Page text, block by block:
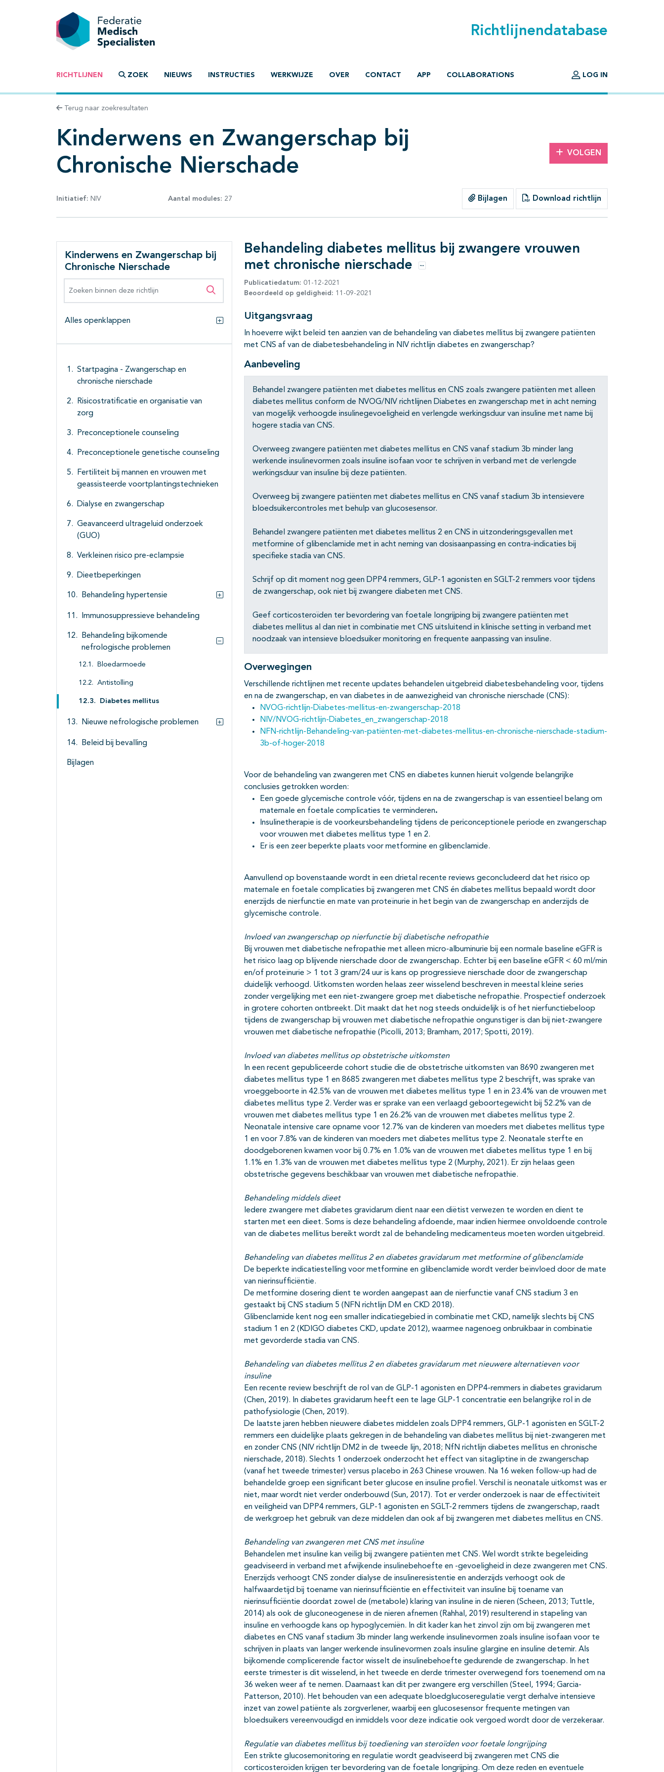
Richtlijnendatabase
RICHTLIJNEN ZOEK NIEUWS INSTRUCTIES WERKWIJZE OVER CONTACT APP COLLABORATIONS LOG IN
Terug naar zoekresultaten
Kinderwens en Zwangerschap bij
Chronische Nierschade
VOLGEN
Initiatief: NIV Aantal modules: 27 Bijlagen Download richtlijn
Kinderwens en Zwangerschap bij
Chronische Nierschade
Zoeken binnen deze richtlijn
Alles openklappen
Alles openklappen
Startpagina - Zwangerschap en
chronische nierschade
Risicostratificatie en organisatie van
zorg
Preconceptionele counseling
Preconceptionele genetische counseling
Fertiliteit bij mannen en vrouwen met
geassisteerde voortplantingstechnieken
Dialyse en zwangerschap
Geavanceerd ultrageluid onderzoek
(GUO)
Verkleinen risico pre-eclampsie
Dieetbeperkingen
Behandeling hypertensie
Immunosuppressieve behandeling
Behandeling bijkomende
nefrologische problemen
Subpagina's open- en dichtklappen
Bloedarmoede
Antistolling
Diabetes mellitus
Nieuwe nefrologische problemen
Subpagina's open- en dichtklappen
Beleid bij bevalling
Bijlagen
Behandeling diabetes mellitus bij zwangere vrouwen
met chronische nierschade
Opties
Publicatiedatum: 01-12-2021
Beoordeeld op geldigheid: 11-09-2021
Uitgangsvraag
In hoeverre wijkt beleid ten aanzien van de behandeling van diabetes mellitus bij zwangere patiënten
met CNS af van de diabetesbehandeling in NIV richtlijn diabetes en zwangerschap?
Aanbeveling
Behandel zwangere patiënten met diabetes mellitus en CNS zoals zwangere patiënten met alleen
diabetes mellitus conform de NVOG/NIV richtlijnen Diabetes en zwangerschap met in acht neming
van mogelijk verhoogde insulinegevoeligheid en verlengde werkingsduur van insuline met name bij
hogere stadia van CNS.
Overweeg zwangere patiënten met diabetes mellitus en CNS vanaf stadium 3b minder lang
werkende insulinevormen zoals insuline isofaan voor te schrijven in verband met de verlengde
werkingsduur van insuline bij deze patiënten.
Overweeg bij zwangere patiënten met diabetes mellitus en CNS vanaf stadium 3b intensievere
bloedsuikercontroles met behulp van glucosesensor.
Behandel zwangere patiënten met diabetes mellitus 2 en CNS in uitzonderingsgevallen met
metformine of glibenclamide met in acht neming van dosisaanpassing en contra-indicaties bij
specifieke stadia van CNS.
Schrijf op dit moment nog geen DPP4 remmers, GLP-1 agonisten en SGLT-2 remmers voor tijdens
de zwangerschap, ook niet bij zwangere diabeten met CNS.
Geef corticosteroïden ter bevordering van foetale longrijping bij zwangere patiënten met
diabetes mellitus al dan niet in combinatie met CNS uitsluitend in klinische setting in verband met
noodzaak van intensieve bloedsuiker monitoring en frequente aanpassing van insuline.
Overwegingen
Verschillende richtlijnen met recente updates behandelen uitgebreid diabetesbehandeling voor, tijdens
en na de zwangerschap, en van diabetes in de aanwezigheid van chronische nierschade (CNS):
NVOG-richtlijn-Diabetes-mellitus-en-zwangerschap-2018
NIV/NVOG-richtlijn-Diabetes_en_zwangerschap-2018
NFN-richtlijn-Behandeling-van-patiënten-met-diabetes-mellitus-en-chronische-nierschade-stadium-
3b-of-hoger-2018
Voor de behandeling van zwangeren met CNS en diabetes kunnen hieruit volgende belangrijke
conclusies getrokken worden:
Een goede glycemische controle vóór, tijdens en na de zwangerschap is van essentieel belang om
maternale en foetale complicaties te verminderen.
Insulinetherapie is de voorkeursbehandeling tijdens de periconceptionele periode en zwangerschap
voor vrouwen met diabetes mellitus type 1 en 2.
Er is een zeer beperkte plaats voor metformine en glibenclamide.
Aanvullend op bovenstaande wordt in een drietal recente reviews geconcludeerd dat het risico op
maternale en foetale complicaties bij zwangeren met CNS én diabetes mellitus bepaald wordt door
enerzijds de nierfunctie en mate van proteïnurie in het begin van de zwangerschap en anderzijds de
glycemische controle.
Invloed van zwangerschap op nierfunctie bij diabetische nefropathie
Bij vrouwen met diabetische nefropathie met alleen micro-albuminurie bij een normale baseline eGFR is
het risico laag op blijvende nierschade door de zwangerschap. Echter bij een baseline eGFR < 60 ml/min
en/of proteïnurie > 1 tot 3 gram/24 uur is kans op progressieve nierschade door de zwangerschap
duidelijk verhoogd. Uitkomsten worden helaas zeer wisselend beschreven in meestal kleine series
zonder vergelijking met een niet-zwangere groep met diabetische nefropathie. Prospectief onderzoek
in grotere cohorten ontbreekt. Dit maakt dat het nog steeds onduidelijk is of het nierfunctiebeloop
tijdens de zwangerschap bij vrouwen met diabetische nefropathie ongunstiger is dan bij niet-zwangere
vrouwen met diabetische nefropathie (Picolli, 2013; Bramham, 2017; Spotti, 2019).
Invloed van diabetes mellitus op obstetrische uitkomsten
In een recent gepubliceerde cohort studie die de obstetrische uitkomsten van 8690 zwangeren met
diabetes mellitus type 1 en 8685 zwangeren met diabetes mellitus type 2 beschrijft, was sprake van
vroeggeboorte in 42.5% van de vrouwen met diabetes mellitus type 1 en in 23.4% van de vrouwen met
diabetes mellitus type 2. Verder was er sprake van een verlaagd geboortegewicht bij 52.2% van de
vrouwen met diabetes mellitus type 1 en 26.2% van de vrouwen met diabetes mellitus type 2.
Neonatale intensive care opname voor 12.7% van de kinderen van moeders met diabetes mellitus type
1 en voor 7.8% van de kinderen van moeders met diabetes mellitus type 2. Neonatale sterfte en
doodgeborenen kwamen voor bij 0.7% en 1.0% van de vrouwen met diabetes mellitus type 1 en bij
1.1% en 1.3% van de vrouwen met diabetes mellitus type 2 (Murphy, 2021). Er zijn helaas geen
obstetrische gegevens beschikbaar van vrouwen met diabetische nefropathie.
Behandeling middels dieet
Iedere zwangere met diabetes gravidarum dient naar een diëtist verwezen te worden en dient te
starten met een dieet. Soms is deze behandeling afdoende, maar indien hiermee onvoldoende controle
van de diabetes mellitus bereikt wordt zal de behandeling medicamenteus moeten worden uitgebreid.
Behandeling van diabetes mellitus 2 en diabetes gravidarum met metformine of glibenclamide
De beperkte indicatiestelling voor metformine en glibenclamide wordt verder beïnvloed door de mate
van nierinsufficiëntie.
De metformine dosering dient te worden aangepast aan de nierfunctie vanaf CNS stadium 3 en
gestaakt bij CNS stadium 5 (NFN richtlijn DM en CKD 2018).
Glibenclamide kent nog een smaller indicatiegebied in combinatie met CKD, namelijk slechts bij CNS
stadium 1 en 2 (KDIGO diabetes CKD, update 2012), waarmee nagenoeg onbruikbaar in combinatie
met gevorderde stadia van CNS.
Behandeling van diabetes mellitus 2 en diabetes gravidarum met nieuwere alternatieven voor
insuline
Een recente review beschrijft de rol van de GLP-1 agonisten en DPP4-remmers in diabetes gravidarum
(Chen, 2019). In diabetes gravidarum heeft een te lage GLP-1 concentratie een belangrijke rol in de
pathofysiologie (Chen, 2019).
De laatste jaren hebben nieuwere diabetes middelen zoals DPP4 remmers, GLP-1 agonisten en SGLT-2
remmers een duidelijke plaats gekregen in de behandeling van diabetes mellitus bij niet-zwangeren met
en zonder CNS (NIV richtlijn DM2 in de tweede lijn, 2018; NfN richtlijn diabetes mellitus en chronische
nierschade, 2018). Slechts 1 onderzoek onderzocht het effect van sitagliptine in de zwangerschap
(vanaf het tweede trimester) versus placebo in 263 Chinese vrouwen. Na 16 weken follow-up had de
behandelde groep een significant beter glucose en insuline profiel. Verschil is neonatale uitkomst was er
niet, maar wordt niet verder onderbouwd (Sun, 2017). Tot er verder onderzoek is naar de effectiviteit
en veiligheid van DPP4 remmers, GLP-1 agonisten en SGLT-2 remmers tijdens de zwangerschap, raadt
de werkgroep het gebruik van deze middelen dan ook af bij zwangeren met diabetes mellitus en CNS.
Behandeling van zwangeren met CNS met insuline
Behandelen met insuline kan veilig bij zwangere patiënten met CNS. Wel wordt strikte begeleiding
geadviseerd in verband met afwijkende insulinebehoefte en -gevoeligheid in deze zwangeren met CNS.
Enerzijds verhoogt CNS zonder dialyse de insulineresistentie en anderzijds verhoogt ook de
halfwaardetijd bij toename van nierinsufficiëntie en effectiviteit van insuline bij toename van
nierinsufficiëntie doordat zowel de (metabole) klaring van insuline in de nieren (Scheen, 2013; Tuttle,
2014) als ook de gluconeogenese in de nieren afnemen (Rahhal, 2019) resulterend in stapeling van
insuline en verhoogde kans op hypoglycemiën. In dit kader kan het zinvol zijn om bij zwangeren met
diabetes en CNS vanaf stadium 3b minder lang werkende insulinevormen zoals insuline isofaan voor te
schrijven in plaats van langer werkende insulinevormen zoals insuline glargine en insuline detemir. Als
bijkomende complicerende factor wisselt de insulinebehoefte gedurende de zwangerschap. In het
eerste trimester is dit wisselend, in het tweede en derde trimester overwegend fors toenemend om na
36 weken weer af te nemen. Daarnaast kan dit per zwangere erg verschillen (Steel, 1994; Garcia-
Patterson, 2010). Het behouden van een adequate bloedglucoseregulatie vergt derhalve intensieve
inzet van zowel patiënte als zorgverlener, waarbij een glucosesensor frequente metingen van
bloedsuikers vereenvoudigd en inmiddels voor deze indicatie ook vergoed wordt door de verzekeraar.
Regulatie van diabetes mellitus bij toediening van steroïden voor foetale longrijping
Een strikte glucosemonitoring en regulatie wordt geadviseerd bij zwangeren met CNS die
corticosteroïden krijgen ter bevordering van de foetale longrijping. Om deze reden en eventuele